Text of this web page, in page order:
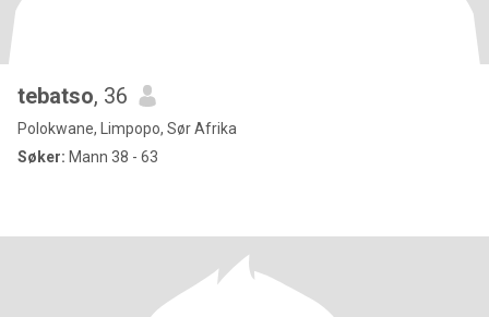
tebatso, 36
Polokwane, Limpopo, Sør Afrika
Søker: Mann 38 - 63